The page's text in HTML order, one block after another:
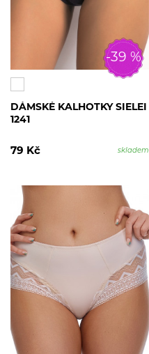
-39 %
DÁMSKÉ KALHOTKY SIELEI
1241
79 Kč skladem